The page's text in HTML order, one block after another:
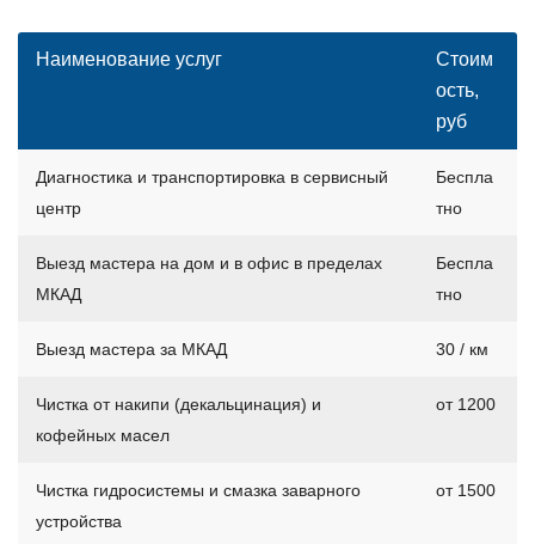
Наименование услуг
Стоим
ость,
руб
Диагностика и транспортировка в сервисный
центр
Беспла
тно
Выезд мастера на дом и в офис в пределах
МКАД
Беспла
тно
Выезд мастера за МКАД 30 / км
Чистка от накипи (декальцинация) и
кофейных масел
от 1200
Чистка гидросистемы и смазка заварного
устройства
от 1500